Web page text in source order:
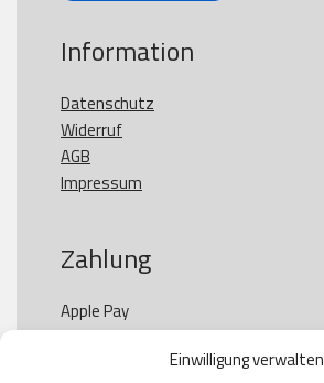
Einwilligung verwalten
Information
Datenschutz
Widerruf
AGB
Impressum
Zahlung
Apple Pay
Paypal